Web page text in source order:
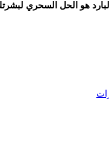
هو الحل السحري